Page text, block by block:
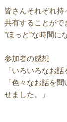
皆さんそれぞれ持
共有することがで
”ほっと”な時間に
参加者の感想
「いろいろなお
「色々なお話を
せました。」